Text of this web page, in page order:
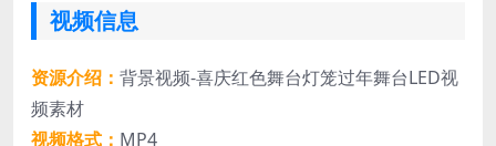
视频信息
资源介绍： 背景视频-喜庆红色舞台灯笼过年舞台LED视
频素材
视频格式： MP4